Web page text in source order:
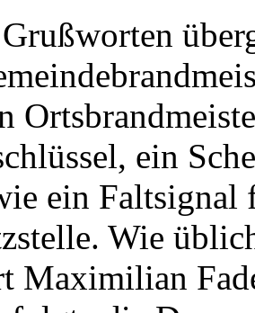
ein
ein Faltsignal
Wie
Maximilian